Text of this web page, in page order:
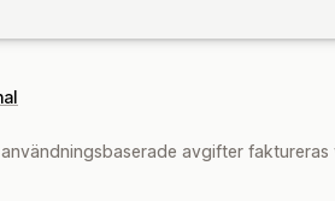
avgifter faktureras